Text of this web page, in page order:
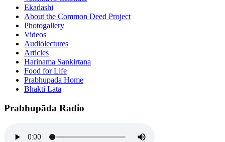
Ekadashi
About the Common Deed Project
Photogallery
Videos
Audiolectures
Articles
Harinama Sankirtana
Food for Life
Prabhupada Home
Bhakti Lata
Prabhupāda Radio